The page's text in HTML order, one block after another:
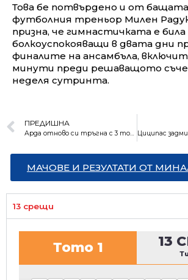
Това бе потвърдено и от
футболния треньор Милен
призна, че гимнастичката е била
болкоуспокояващи в двата дни
финалите на ансамбъла,
минути преди решаващото
неделя сутринта.
ПРЕДИШНА
Арда отново си тръгна с 3 точки от “Герена”
МАЧОВЕ И РЕЗУЛТАТИ ОТ
13 срещи
Тото 1 13